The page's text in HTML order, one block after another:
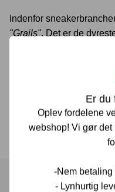
Er du
Oplev fordelene
webshop! Vi gør det
-Nem betaling
- Lynhurtig
Indenfor
"Grails". Det er de
som næsten
Du kan se alleGrails her.